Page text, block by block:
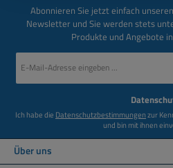
Abonnieren Sie jetzt einfach
Newsletter und Sie werden stets
Produkte und Angebote
Mail-
Ich habe die Datenschutzbestimmungenzur
und bin mit ihnen
Über uns